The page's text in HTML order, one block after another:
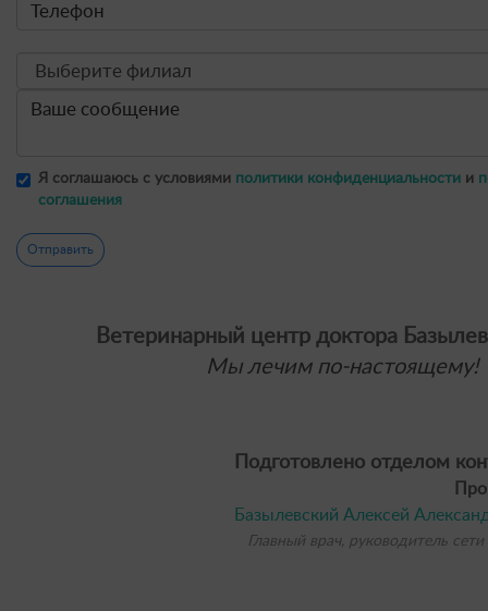
Я соглашаюсь с условиями политики конфиденциальности и
соглашения
Отправить
Ветеринарный центр доктора
Мы лечим по-настоящему!
Подготовлено отделом
Базылевский Алексей
Главный врач, руководитель